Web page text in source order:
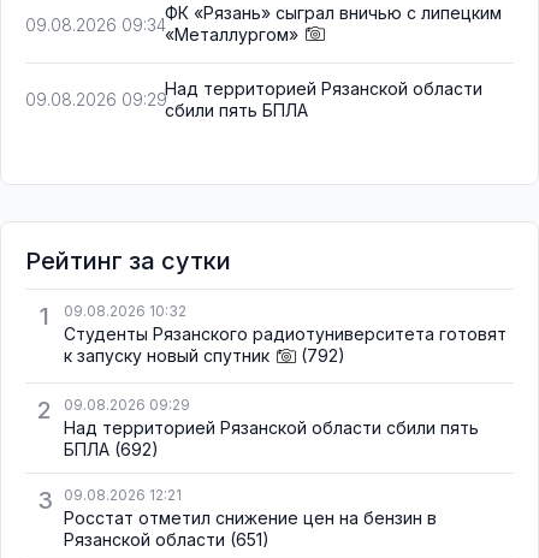
09.08.2026 09:34
ФК «Рязань» сыграл вничью с липецким
«Металлургом»
09.08.2026 09:29
Над территорией Рязанской области
сбили пять БПЛА
Рейтинг за сутки
1
09.08.2026 10:32
Студенты Рязанского радиотуниверситета готовят
к запуску новый спутник
(792)
2 09.08.2026 09:29
Над территорией Рязанской области сбили пять
БПЛА (692)
3 09.08.2026 12:21
Росстат отметил снижение цен на бензин в
Рязанской области (651)